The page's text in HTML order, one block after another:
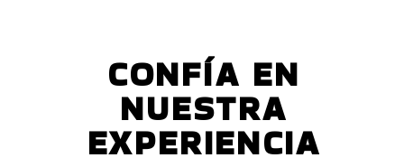
CONFÍA EN
NUESTRA
EXPERIENCIA